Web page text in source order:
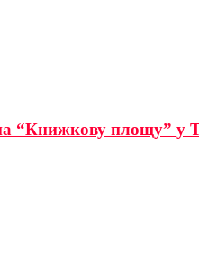
“Книжкову площу” у